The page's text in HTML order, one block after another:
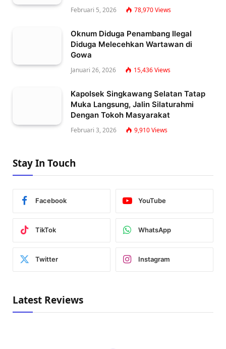
Februari 5, 2026 78,970Views
Oknum Diduga Penambang Ilegal
Diduga Melecehkan Wartawan di
Gowa
Januari 26, 2026 15,436Views
Kapolsek Singkawang Selatan Tatap
Muka Langsung, Jalin Silaturahmi
Dengan Tokoh Masyarakat
Februari 3, 2026 9,910Views
Stay In Touch
Facebook YouTube
TikTok WhatsApp
Twitter Instagram
Latest Reviews